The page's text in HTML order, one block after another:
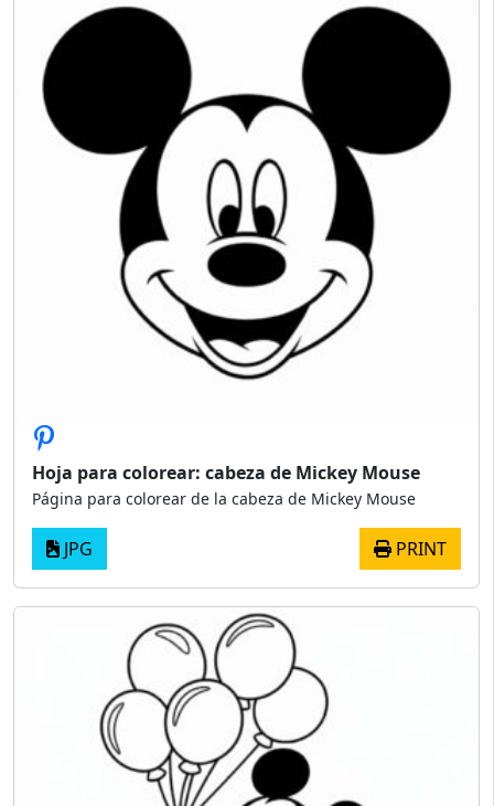
Hoja para colorear: cabeza de Mickey Mouse
Página para colorear de la cabeza de Mickey Mouse
JPG PRINT